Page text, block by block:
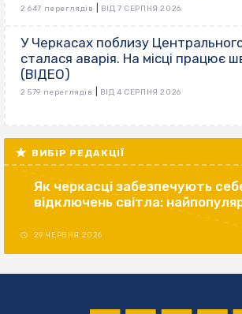
2 647 переглядів ВІД 7 СЕРПНЯ 2026
У Черкасах поблизу
сталася аварія. На місці працює
(ВІДЕО)
2 579 переглядів ВІД 4 СЕРПНЯ 2026
ВИБІР РЕДАКЦІЇ
Як черкасці забезпечують
відключень світла:
29 ЧЕРВНЯ 2026